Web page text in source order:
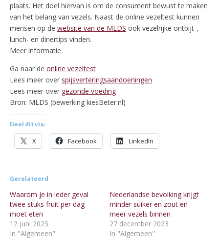
plaats. Het doel hiervan is om de consument bewust te maken
van het belang van vezels. Naast de online vezeltest kunnen
mensen op de website van de MLDS ook vezelrijke ontbijt-,
lunch- en dinertips vinden.
Meer informatie
Ga naar de online vezeltest
Lees meer over spijsverteringsaandoeningen
Lees meer over gezonde voeding
Bron: MLDS (bewerking kiesBeter.nl)
Deel dit via:
X Facebook LinkedIn
Gerelateerd
Waarom je in ieder geval
twee stuks fruit per dag
moet eten
12 juni 2025
In "Algemeen"
Nederlandse bevolking krijgt
minder suiker en zout en
meer vezels binnen
27 december 2023
In "Algemeen"